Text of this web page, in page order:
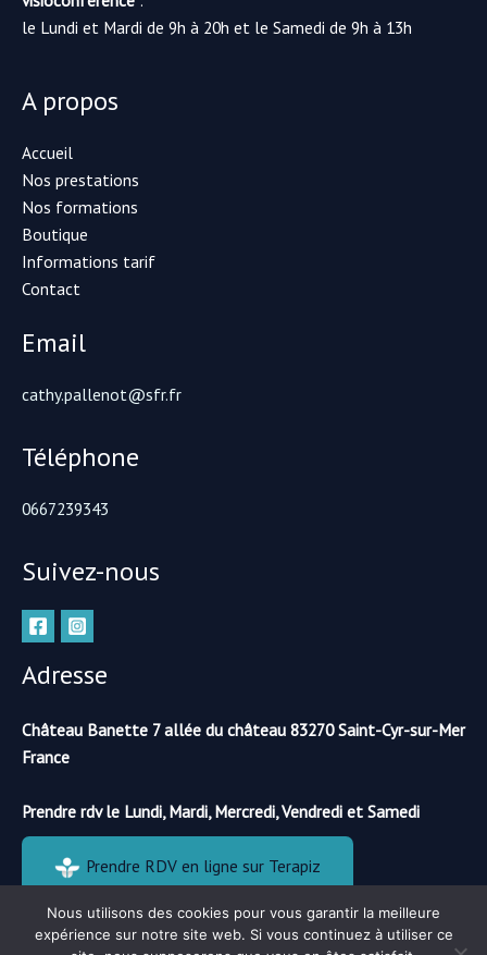
le Lundi et Mardi de 9h à 20h et le Samedi de 9h à 13h
A propos
Accueil
Nos prestations
Nos formations
Boutique
Informations tarif
Contact
Email
cathy.pallenot@sfr.fr
Téléphone
0667239343
Suivez-nous
Adresse
Château Banette 7 allée du château 83270 Saint-Cyr-sur-Mer
France
Prendre rdv le Lundi, Mardi, Mercredi, Vendredi et Samedi
Prendre RDV en ligne sur Terapiz
Copyright © 2026 RENAISSANCE DE SOI |Plan de site
Nous utilisons des cookies pour vous garantir la meilleure
expérience sur notre site web. Si vous continuez à utiliser ce